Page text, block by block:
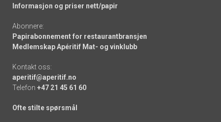
Informasjon og priser nett/papir
Abonnere:
Papirabonnement for restaurantbransjen
Medlemskap Apéritif Mat- og vinklubb
Kontakt oss:
aperitif@aperitif.no
Telefon +47 21 45 61 60
Ofte stilte spørsmål